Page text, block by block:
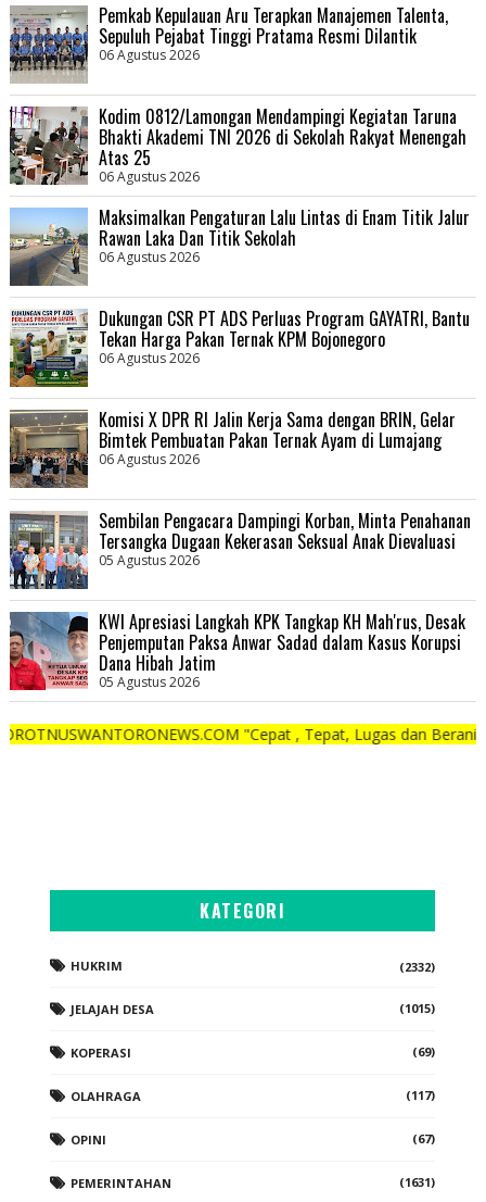
Pemkab Kepulauan Aru Terapkan Manajemen Talenta,
Sepuluh Pejabat Tinggi Pratama Resmi Dilantik
06 Agustus 2026
Kodim 0812/Lamongan Mendampingi Kegiatan Taruna
Bhakti Akademi TNI 2026 di Sekolah Rakyat Menengah
Atas 25
06 Agustus 2026
Maksimalkan Pengaturan Lalu Lintas di Enam Titik Jalur
Rawan Laka Dan Titik Sekolah
06 Agustus 2026
Dukungan CSR PT ADS Perluas Program GAYATRI, Bantu
Tekan Harga Pakan Ternak KPM Bojonegoro
06 Agustus 2026
Komisi X DPR RI Jalin Kerja Sama dengan BRIN, Gelar
Bimtek Pembuatan Pakan Ternak Ayam di Lumajang
06 Agustus 2026
Sembilan Pengacara Dampingi Korban, Minta Penahanan
Tersangka Dugaan Kekerasan Seksual Anak Dievaluasi
05 Agustus 2026
KWI Apresiasi Langkah KPK Tangkap KH Mah'rus, Desak
Penjemputan Paksa Anwar Sadad dalam Kasus Korupsi
Dana Hibah Jatim
05 Agustus 2026
"Cepat , Tepat, Lugas dan Berani"
KATEGORI
HUKRIM (2332)
JELAJAH DESA (1015)
KOPERASI (69)
OLAHRAGA (117)
OPINI (67)
PEMERINTAHAN (1631)